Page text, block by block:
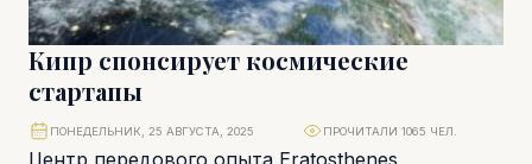
Кипр спонсирует космические
стартапы
ПОНЕДЕЛЬНИК, 25 АВГУСТА, 2025 ПРОЧИТАЛИ 1065 ЧЕЛ.